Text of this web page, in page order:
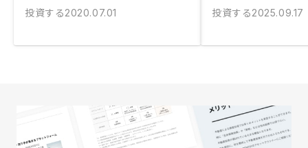
投資する2020.07.01
投資する2025.09.17